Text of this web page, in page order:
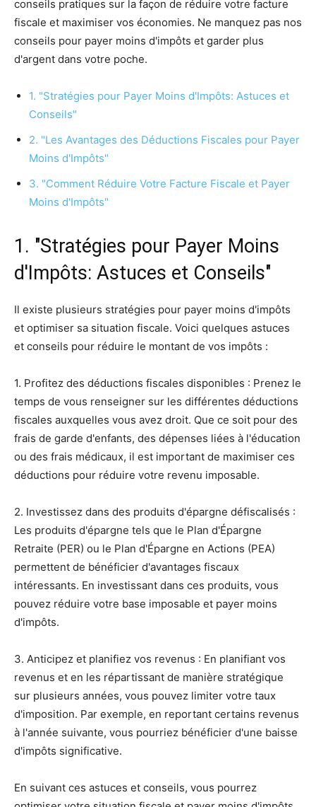
conseils pratiques sur la façon de réduire votre facture
fiscale et maximiser vos économies. Ne manquez pas nos
conseils pour payer moins d'impôts et garder plus
d'argent dans votre poche.
1. "Stratégies pour Payer Moins d'Impôts: Astuces et
Conseils"
2. "Les Avantages des Déductions Fiscales pour Payer
Moins d'Impôts"
3. "Comment Réduire Votre Facture Fiscale et Payer
Moins d'Impôts"
1. "Stratégies pour Payer Moins
d'Impôts: Astuces et Conseils"
Il existe plusieurs stratégies pour payer moins d'impôts
et optimiser sa situation fiscale. Voici quelques astuces
et conseils pour réduire le montant de vos impôts :
1. Profitez des déductions fiscales disponibles : Prenez le
temps de vous renseigner sur les différentes déductions
fiscales auxquelles vous avez droit. Que ce soit pour des
frais de garde d'enfants, des dépenses liées à l'éducation
ou des frais médicaux, il est important de maximiser ces
déductions pour réduire votre revenu imposable.
2. Investissez dans des produits d'épargne défiscalisés :
Les produits d'épargne tels que le Plan d'Épargne
Retraite (PER) ou le Plan d'Épargne en Actions (PEA)
permettent de bénéficier d'avantages fiscaux
intéressants. En investissant dans ces produits, vous
pouvez réduire votre base imposable et payer moins
d'impôts.
3. Anticipez et planifiez vos revenus : En planifiant vos
revenus et en les répartissant de manière stratégique
sur plusieurs années, vous pouvez limiter votre taux
d'imposition. Par exemple, en reportant certains revenus
à l'année suivante, vous pourriez bénéficier d'une baisse
d'impôts significative.
En suivant ces astuces et conseils, vous pourrez